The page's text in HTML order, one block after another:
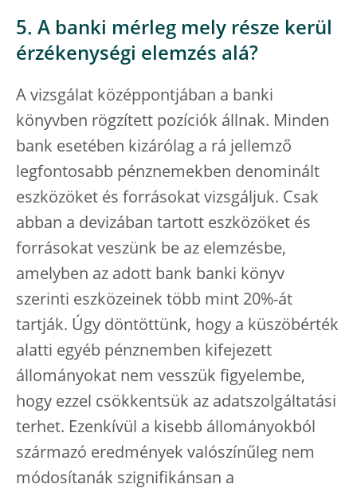
5. A banki mérleg mely része kerül
érzékenységi elemzés alá?
A vizsgálat középpontjában a banki
könyvben rögzített pozíciók állnak. Minden
bank esetében kizárólag a rá jellemző
legfontosabb pénznemekben denominált
eszközöket és forrásokat vizsgáljuk. Csak
abban a devizában tartott eszközöket és
forrásokat veszünk be az elemzésbe,
amelyben az adott bank banki könyv
szerinti eszközeinek több mint 20%-át
tartják. Úgy döntöttünk, hogy a küszöbérték
alatti egyéb pénznemben kifejezett
állományokat nem vesszük figyelembe,
hogy ezzel csökkentsük az adatszolgáltatási
terhet. Ezenkívül a kisebb állományokból
származó eredmények valószínűleg nem
módosítanák szignifikánsan a